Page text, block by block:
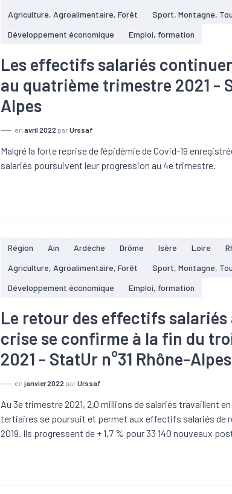
Agriculture, Agroalimentaire, Forêt
Sport, Montagne,
Développement économique
Emploi, formation
Les effectifs salariés
au quatrième trimestre 2021 -
Alpes
enavril 2022 parUrssaf
Malgré la forte reprise de l’épidémie de Covid-19
salariés poursuivent leur progression au 4e trimestre.
Région Ain Ardèche Drôme Isère Loire
Agriculture, Agroalimentaire, Forêt
Sport, Montagne,
Développement économique
Emploi, formation
Le retour des effectifs salariés
crise se confirme à la fin du
2021 - StatUr n°31 Rhône-Alpes
enjanvier 2022 parUrssaf
Au 3e trimestre 2021, 2,0 millions de salariés travaillent
tertiaires se poursuit et permet aux effectifs salariés de
2019. Ils progressent de + 1,7 % pour 33 140 nouveaux